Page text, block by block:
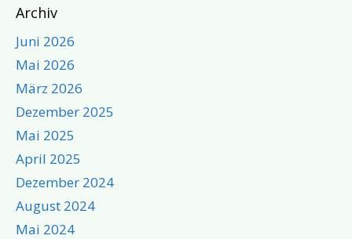
Archiv
Juni 2026
Mai 2026
März 2026
Dezember 2025
Mai 2025
April 2025
Dezember 2024
August 2024
Mai 2024